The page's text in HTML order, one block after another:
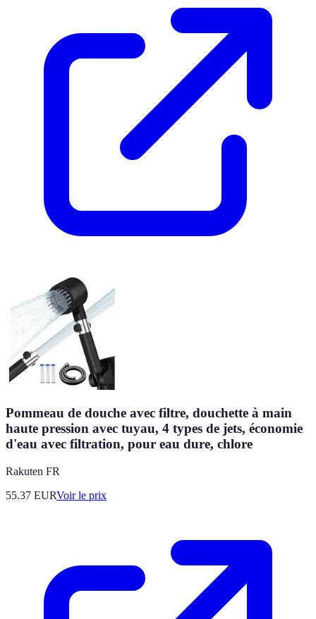
Pommeau de douche avec filtre, douchette à main
haute pression avec tuyau, 4 types de jets, économie
d'eau avec filtration, pour eau dure, chlore
Rakuten FR
55.37 EURVoir le prix